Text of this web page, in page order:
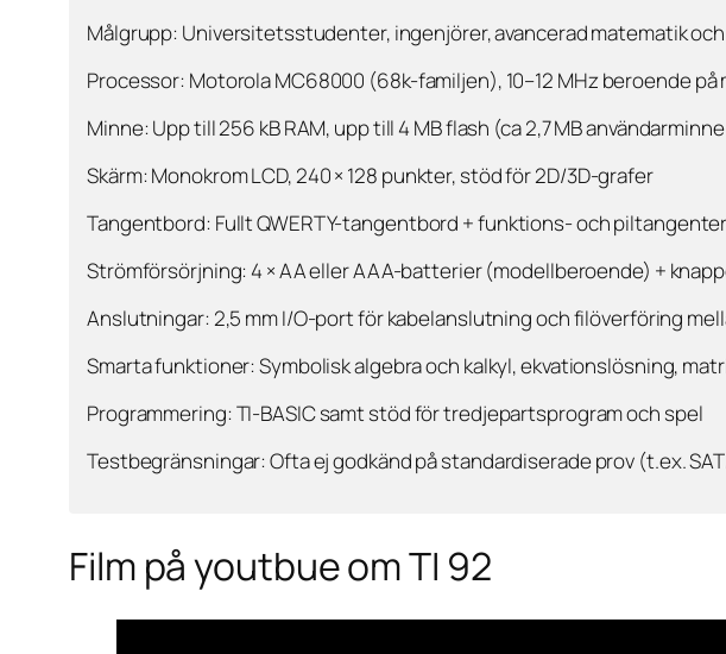
Målgrupp: Universitetsstudenter, ingenjörer, avancerad matematik
Processor: Motorola MC68000 (68k-familjen), 10–12 MHz beroende på
Minne: Upp till 256 kB RAM, upp till 4 MB flash (ca 2,7 MB
Skärm: Monokrom LCD, 240 × 128 punkter, stöd för 2D/3D-grafer
Tangentbord: Fullt QWERTY-tangentbord + funktions- och piltangenter
Strömförsörjning: 4 × AA eller AAA-batterier (modellberoende) +
Anslutningar: 2,5 mm I/O-port för kabelanslutning och filöverföring
Smarta funktioner: Symbolisk algebra och kalkyl, ekvationslösning,
Programmering: TI-BASIC samt stöd för tredjepartsprogram och spel
Testbegränsningar: Ofta ej godkänd på standardiserade prov (t.ex.
Film på youtbue om TI 92